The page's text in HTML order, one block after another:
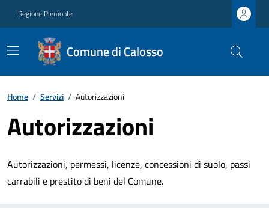
Regione Piemonte
Comune di Calosso
Home / Servizi / Autorizzazioni
Autorizzazioni
Autorizzazioni, permessi, licenze, concessioni di suolo, passi
carrabili e prestito di beni del Comune.